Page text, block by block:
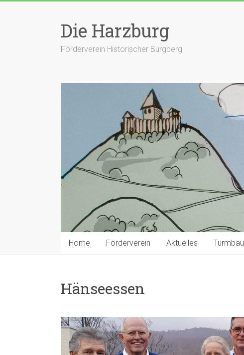
Die Harzburg
Förderverein Historischer Burgberg
Home Förderverein Aktuelles Turmbau
Hänseessen